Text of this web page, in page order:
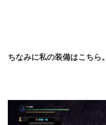
ちなみに私の装備はこちら。